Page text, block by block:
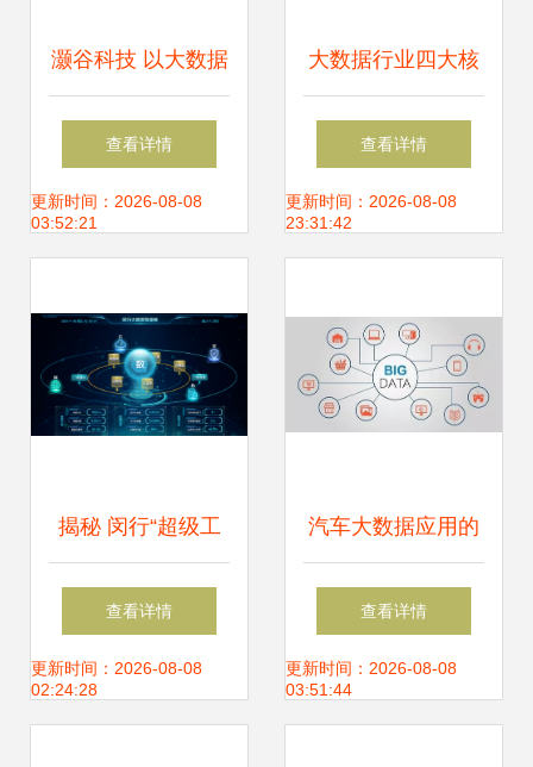
灏谷科技 以大数据
为引擎，推动产业
链与创新链深度融
查看详情
更新时间：2026-08-08
03:52:21
大数据行业四大核
心细分市场 驱动增
长的新引擎
查看详情
更新时间：2026-08-08
23:31:42
揭秘 闵行“超级工
厂”的“旗舰店”，如
何用大数据重塑你
查看详情
更新时间：2026-08-08
02:24:28
汽车大数据应用的
六大前提 从数据到
价值的必经之路
查看详情
更新时间：2026-08-08
03:51:44